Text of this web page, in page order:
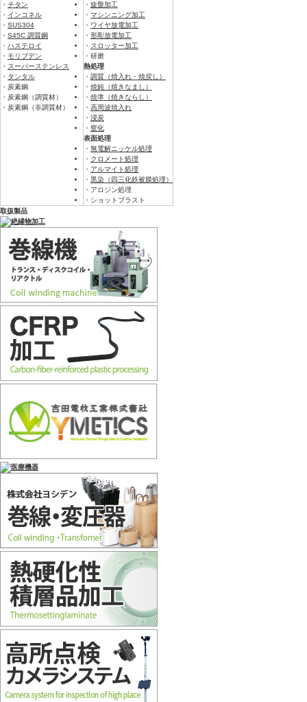
・ チタン
・ インコネル
・ SUS304
・ S45C 調質鋼
・ ハステロイ
・ モリブデン
・ スーパーステンレス
・ タンタル
・炭素鋼
・炭素鋼（調質材）
・炭素鋼（非調質材）
・ 旋盤加工
・ マシンニング加工
・ ワイヤ放電加工
・ 形彫放電加工
・ スロッター加工
・研磨
熱処理
・ 調質（焼入れ・焼戻し）
・ 焼鈍（焼きなまし）
・ 焼準（焼きならし）
・ 高周波焼入れ
・ 浸炭
・ 窒化
表面処理
・ 無電解ニッケル処理
・ クロメート処理
・ アルマイト処理
・ 黒染（四三化鉄被膜処理）
・アロジン処理
・ショットブラスト
取扱製品